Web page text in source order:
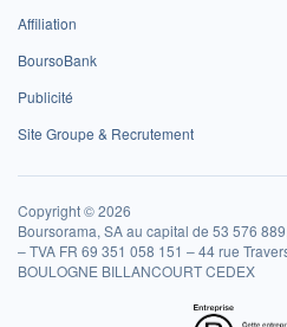
Affiliation
BoursoBank
Publicité
Site Groupe & Recrutement
Copyright © 2026
Boursorama, SA au capital de 53 576
– TVA FR 69 351 058 151 – 44 rue
BOULOGNE BILLANCOURT CEDEX